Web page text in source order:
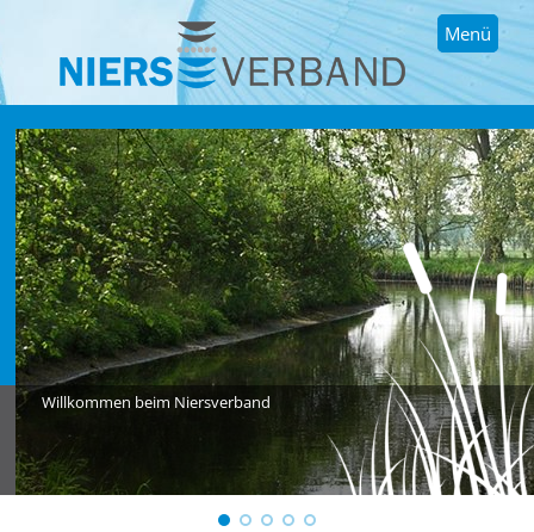
Menü
Willkommen beim Niersverband